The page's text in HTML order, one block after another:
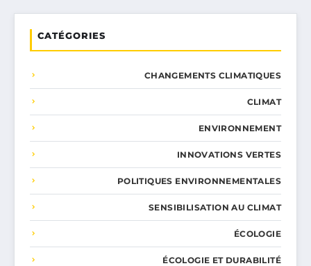
CATÉGORIES
CHANGEMENTS CLIMATIQUES
CLIMAT
ENVIRONNEMENT
INNOVATIONS VERTES
POLITIQUES ENVIRONNEMENTALES
SENSIBILISATION AU CLIMAT
ÉCOLOGIE
ÉCOLOGIE ET DURABILITÉ